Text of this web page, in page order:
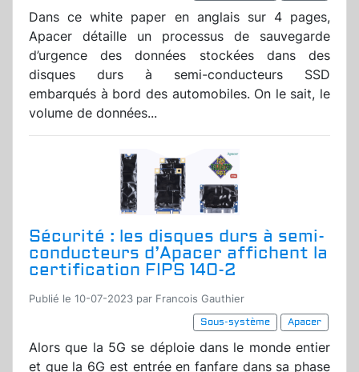
Dans ce white paper en anglais sur 4 pages,
Apacer détaille un processus de sauvegarde
d’urgence des données stockées dans des
disques durs à semi-conducteurs SSD
embarqués à bord des automobiles. On le sait, le
volume de données...
Sécurité : les disques durs à semi-
conducteurs d’Apacer affichent la
certification FIPS 140-2
Publié le 10-07-2023 par Francois Gauthier
Sous-système
Apacer
Alors que la 5G se déploie dans le monde entier
et que la 6G est entrée en fanfare dans sa phase